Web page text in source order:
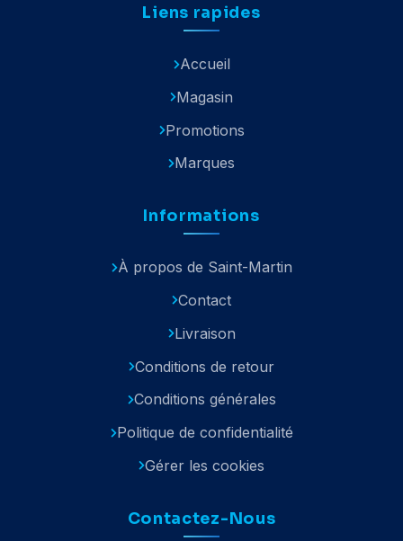
Liens rapides
Accueil
Magasin
Promotions
Marques
Informations
À propos de Saint-Martin
Contact
Livraison
Conditions de retour
Conditions générales
Politique de confidentialité
Gérer les cookies
Contactez-Nous